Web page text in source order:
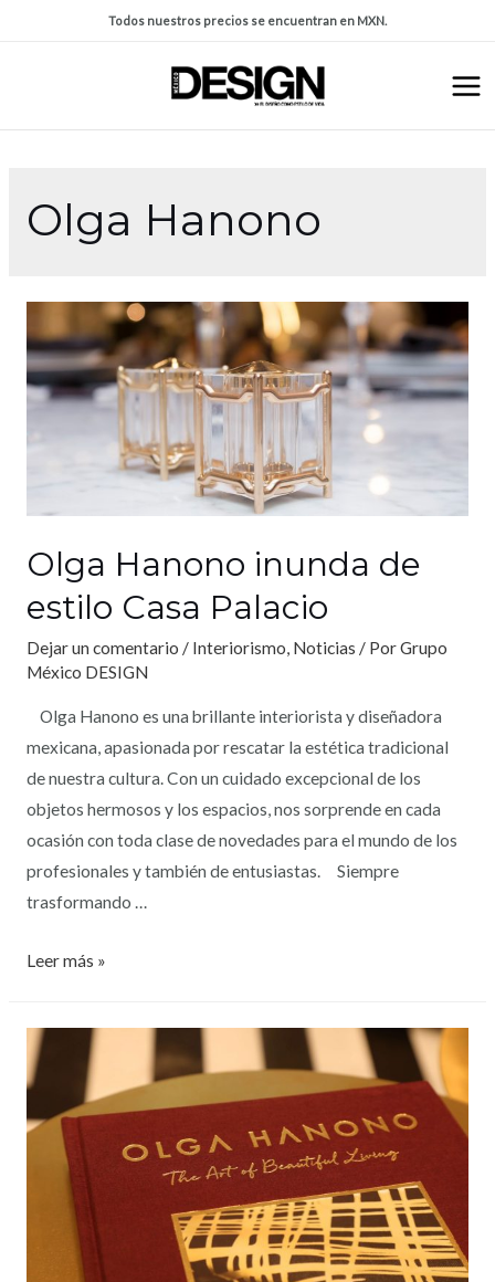
Todos nuestros precios se encuentran en MXN.
Olga Hanono
Olga Hanono inunda de
estilo Casa Palacio
Dejar un comentario / Interiorismo, Noticias / PorGrupo
México DESIGN
Olga Hanono es una brillante interiorista y diseñadora
mexicana, apasionada por rescatar la estética tradicional
de nuestra cultura. Con un cuidado excepcional de los
objetos hermosos y los espacios, nos sorprende en cada
ocasión con toda clase de novedades para el mundo de los
profesionales y también de entusiastas. Siempre
trasformando …
Leer más »